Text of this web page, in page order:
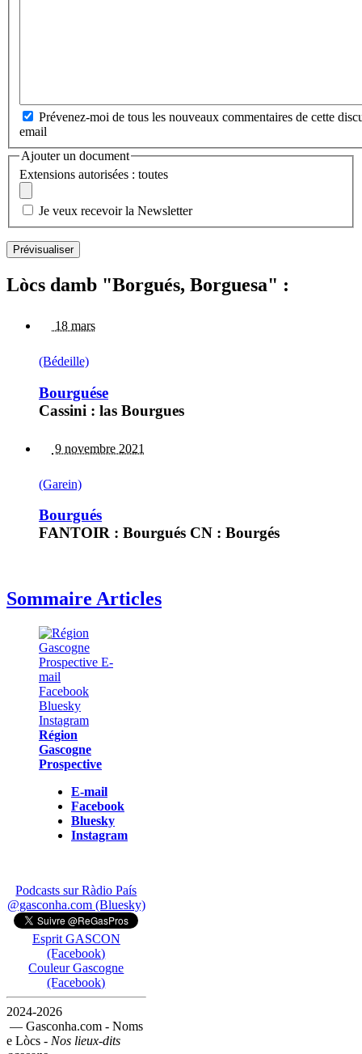
Prévenez-moi de tous les nouveaux commentaires de cette
email
Ajouter un document
Extensions autorisées : toutes
Je veux recevoir la Newsletter
Lòcs damb "Borgués, Borguesa" :
18 mars
(Bédeille)
Bourguése
Cassini : las Bourgues
9 novembre 2021
(Garein)
Bourgués
FANTOIR : Bourgués CN : Bourgés
Sommaire Articles
Région
Gascogne
Prospective
E-mail
Facebook
Bluesky
Instagram
Podcasts sur Ràdio País
@gasconha.com (Bluesky)
Esprit GASCON
(Facebook)
Couleur Gascogne
(Facebook)
2024-2026
— Gasconha.com - Noms
e Lòcs - Nos lieux-dits